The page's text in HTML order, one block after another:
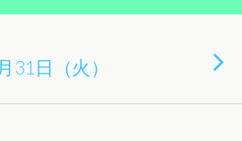
日（火）